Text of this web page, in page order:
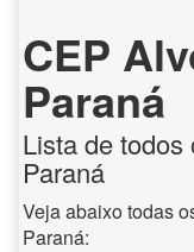
CEP
Paraná
Lista de
Paraná
Veja abaixo todas
Paraná: